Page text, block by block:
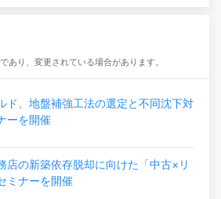
あり、変更されている場合があります。
ド、地盤補強工法の選定と不同沈下対
ーを開催
店の新築依存脱却に向けた「中古×リ
ミナーを開催